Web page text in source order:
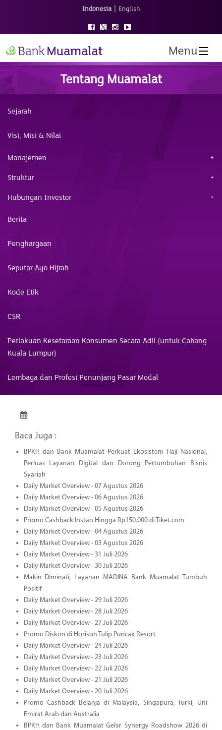
Indonesia | English
Menu
Tentang Muamalat
Sejarah
Visi, Misi & Nilai
Manajemen
Struktur
Hubungan Investor
Berita
Penghargaan
Seputar Ayo Hijrah
Kode Etik
CSR
Perlakuan Kesetaraan Konsumen Secara Adil (untuk Cabang
Kuala Lumpur)
Lembaga dan Profesi Penunjang Pasar Modal
Baca Juga :
BPKH dan Bank Muamalat Perkuat Ekosistem Haji Nasional,
Perluas Layanan Digital dan Dorong Pertumbuhan Bisnis
Syariah
Daily Market Overview - 07 Agustus 2026
Daily Market Overview - 06 Agustus 2026
Daily Market Overview - 05 Agustus 2026
Promo Cashback Instan Hingga Rp150.000 di Tiket.com
Daily Market Overview - 04 Agustus 2026
Daily Market Overview - 03 Agustus 2026
Daily Market Overview - 31 Juli 2026
Daily Market Overview - 30 Juli 2026
Makin Diminati, Layanan MADINA Bank Muamalat Tumbuh
Positif
Daily Market Overview - 29 Juli 2026
Daily Market Overview - 28 Juli 2026
Daily Market Overview - 27 Juli 2026
Promo Diskon di Horison Tulip Puncak Resort
Daily Market Overview - 24 Juli 2026
Daily Market Overview - 23 Juli 2026
Daily Market Overview - 22 Juli 2026
Daily Market Overview - 21 Juli 2026
Daily Market Overview - 20 Juli 2026
Promo Cashback Belanja di Malaysia, Singapura, Turki, Uni
Emirat Arab dan Australia
BPKH dan Bank Muamalat Gelar Synergy Roadshow 2026 di